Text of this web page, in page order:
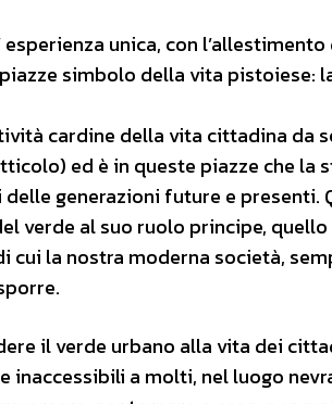
unica, con
simbolo della vita pistoiese:
cardine della vita cittadina da
ed è in queste piazze che la
generazioni future e presenti.
verde al suo ruolo principe, quello
la nostra moderna società,
il verde urbano alla vita dei
inaccessibili a molti, nel luogo